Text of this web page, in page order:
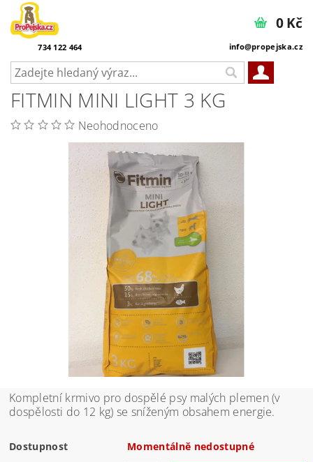
734 122 464 info@propejska.cz
0 Kč
FITMIN MINI LIGHT 3 KG
Neohodnoceno
Kompletní krmivo pro dospělé psy malých plemen (v
dospělosti do 12 kg) se sníženým obsahem energie.
Dostupnost Momentálně nedostupné